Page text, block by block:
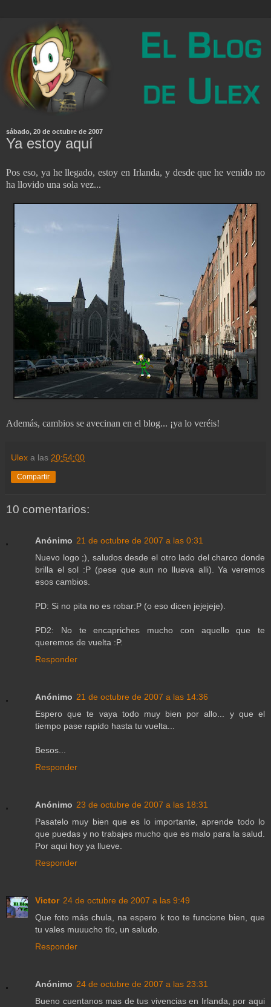
sábado, 20 de octubre de 2007
Ya estoy aquí
Pos eso, ya he llegado, estoy en Irlanda, y desde que he venido no
ha llovido una sola vez...
Además, cambios se avecinan en el blog... ¡ya lo veréis!
Ulex a las 20:54:00
Compartir
10 comentarios:
Anónimo 21 de octubre de 2007 a las 0:31
Nuevo logo ;), saludos desde el otro lado del charco donde
brilla el sol :P (pese que aun no llueva alli). Ya veremos
esos cambios.
PD: Si no pita no es robar:P (o eso dicen jejejeje).
PD2: No te encapriches mucho con aquello que te
queremos de vuelta :P.
Responder
Anónimo 21 de octubre de 2007 a las 14:36
Espero que te vaya todo muy bien por allo... y que el
tiempo pase rapido hasta tu vuelta...
Besos...
Responder
Anónimo 23 de octubre de 2007 a las 18:31
Pasatelo muy bien que es lo importante, aprende todo lo
que puedas y no trabajes mucho que es malo para la salud.
Por aqui hoy ya llueve.
Responder
Victor 24 de octubre de 2007 a las 9:49
Que foto más chula, na espero k too te funcione bien, que
tu vales muuucho tío, un saludo.
Responder
Anónimo 24 de octubre de 2007 a las 23:31
Bueno cuentanos mas de tus vivencias en Irlanda, por aqui